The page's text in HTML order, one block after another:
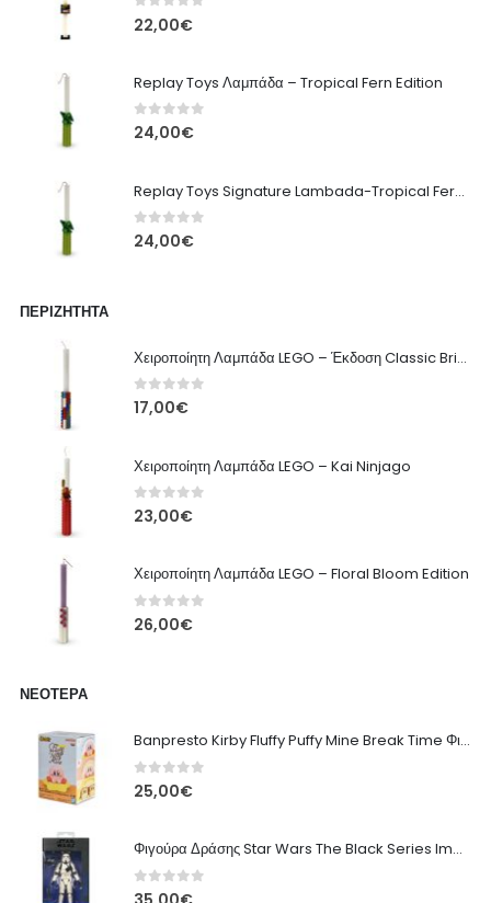
0out of 5
22,00€
Replay Toys Λαμπάδα – Tropical Fern Edition
0 out of 5
24,00€
Replay Toys Signature Lambada-Tropical Fern edition 2026
0 out of 5
24,00€
ΠΕΡΙΖΉΤΗΤΑ
Χειροποίητη Λαμπάδα LEGO – Έκδοση Classic Brick
0out of 5
17,00€
Χειροποίητη Λαμπάδα LEGO – Kai Ninjago
0out of 5
23,00€
Χειροποίητη Λαμπάδα LEGO – Floral Bloom Edition
0out of 5
26,00€
ΝΕΌΤΕΡΑ
Banpresto Kirby Fluffy Puffy Mine Break Time Φιγούρα – Α' Έκδοση
0out of 5
25,00€
Φιγούρα Δράσης Star Wars The Black Series Imperial Remnant Stormtrooper #05
0out of 5